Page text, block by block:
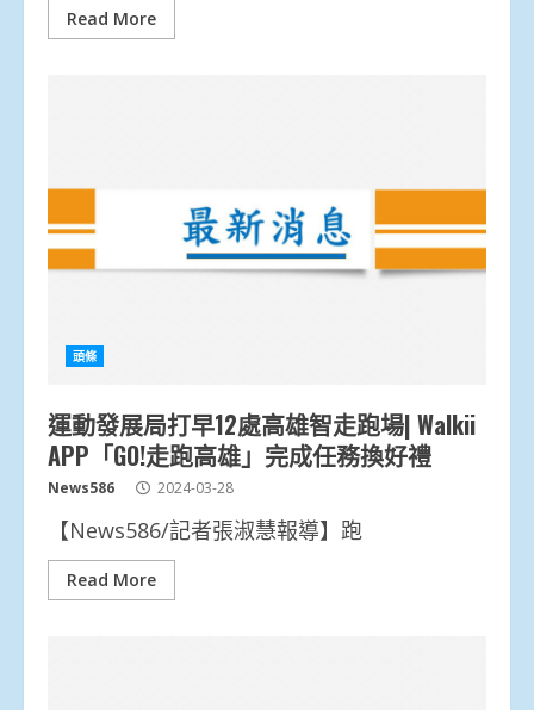
Read More
頭條
運動發展局打早12處高雄智走跑場| Walkii
APP「GO!走跑高雄」完成任務換好禮
News586 2024-03-28
【News586/記者張淑慧報導】跑
Read More